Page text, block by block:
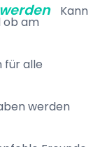
Kann
ob am
für alle
werden